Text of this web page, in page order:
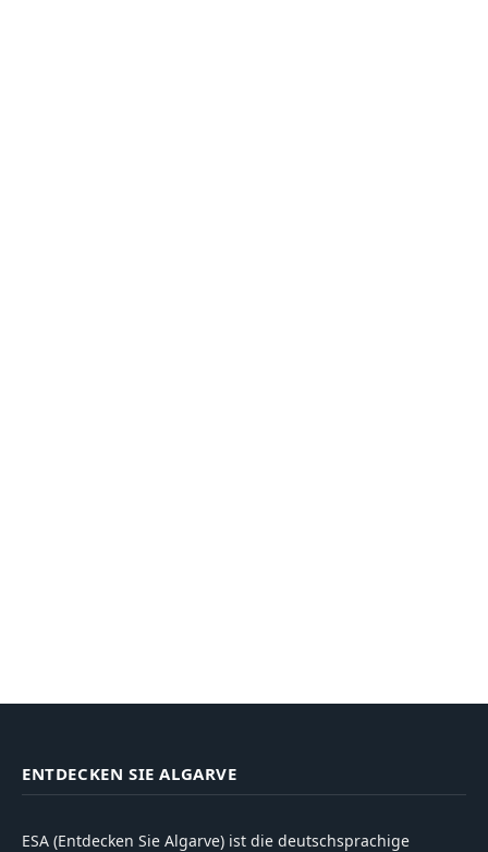
ENTDECKEN SIE ALGARVE
ESA (Entdecken Sie Algarve) ist die deutschsprachige